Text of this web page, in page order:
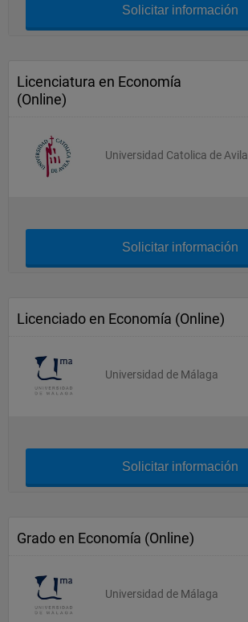
Solicitar información
Licenciatura en Economía
(Online)
Universidad Catolica de Avila
Solicitar información
Licenciado en Economía (Online)
Universidad de Málaga
Solicitar información
Grado en Economía (Online)
Universidad de Málaga